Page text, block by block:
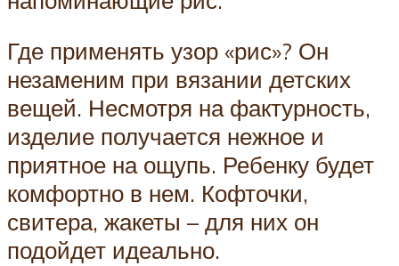
Где применять узор «рис»? Он
незаменим при вязании детских
вещей. Несмотря на фактурность,
изделие получается нежное и
приятное на ощупь. Ребенку будет
комфортно в нем. Кофточки,
свитера, жакеты – для них он
подойдет идеально.